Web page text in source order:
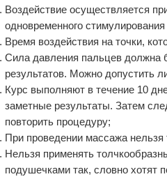
Воздействие осуществляется
одновременного
Время воздействия на точки,
Сила давления пальцев должна
результатов. Можно допустить
Курс выполняют в течение 10
заметные результаты. Затем
повторить процедуру;
При проведении массажа нельзя
Нельзя применять
подушечками так, словно хотят